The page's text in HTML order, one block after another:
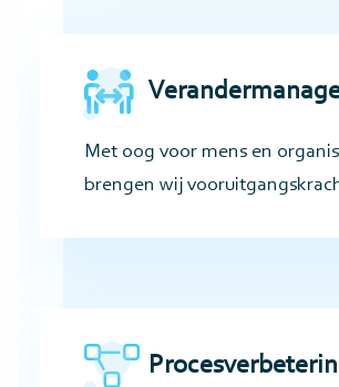
Met oog voor mens en
brengen wij